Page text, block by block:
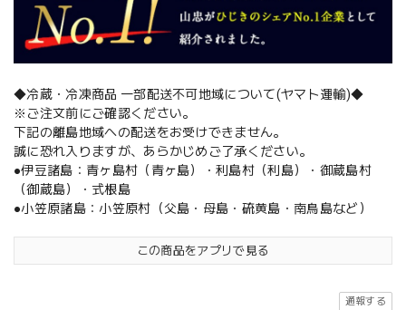
◆冷蔵・冷凍商品 一部配送不可地域について(ヤマト運輸)◆
※ご注文前にご確認ください。
下記の離島地域への配送をお受けできません。
誠に恐れ入りますが、あらかじめご了承ください。
●伊豆諸島：青ヶ島村（青ヶ島）・利島村（利島）・御蔵島村
（御蔵島）・式根島
●小笠原諸島：小笠原村（父島・母島・硫黄島・南鳥島など）
この商品をアプリで見る
通報する